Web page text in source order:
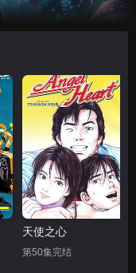
鸣鸟不飞
正片